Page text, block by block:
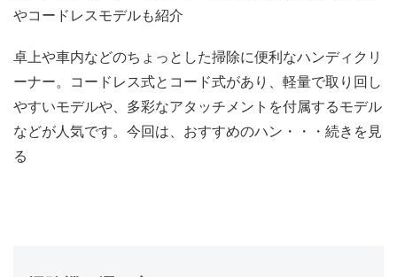
やコードレスモデルも紹介
卓上や車内などのちょっとした掃除に便利なハンディクリ
ーナー。コードレス式とコード式があり、軽量で取り回し
やすいモデルや、多彩なアタッチメントを付属するモデル
などが人気です。今回は、おすすめのハン・・・続きを見
る